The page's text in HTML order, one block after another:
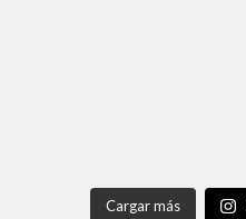
Cargar más